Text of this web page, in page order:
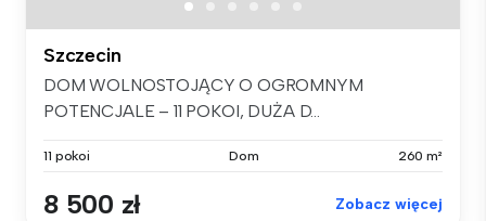
Szczecin
DOM WOLNOSTOJĄCY O OGROMNYM
POTENCJALE – 11 POKOI, DUŻA D...
11 pokoi Dom 260 m²
8 500 zł Zobacz więcej